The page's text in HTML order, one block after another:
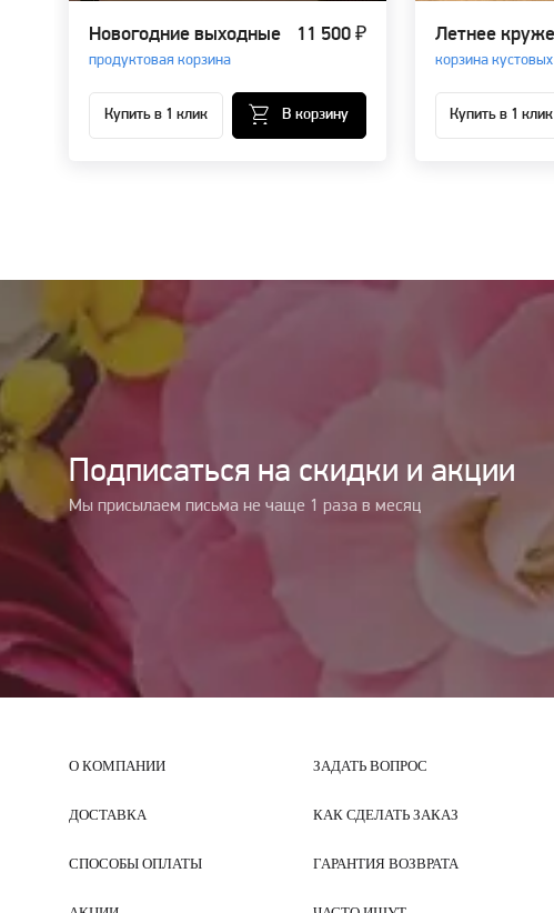
Новогодние выходные
продуктовая корзина
11 500 ₽
Купить в 1 клик В корзину
Летнее
корзина
Купить в 1 клик
Подписаться на cкидки и акции
Мы присылаем письма не чаще 1 раза в месяц
О КОМПАНИИ
ДОСТАВКА
СПОСОБЫ ОПЛАТЫ
ЗАДАТЬ ВОПРОС
КАК СДЕЛАТЬ ЗАКАЗ
ГАРАНТИЯ ВОЗВРАТА